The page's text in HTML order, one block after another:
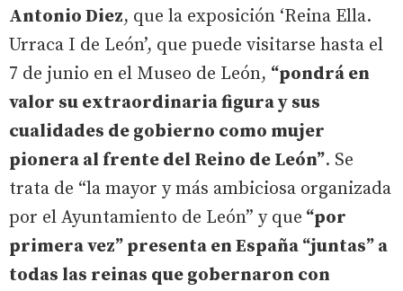
Antonio Diez, que la exposición ‘Reina Ella.
Urraca I de León’, que puede visitarse hasta el
7 de junio en el Museo de León, “pondrá en
valor su extraordinaria figura y sus
cualidades de gobierno como mujer
pionera al frente del Reino de León”. Se
trata de “la mayor y más ambiciosa organizada
por el Ayuntamiento de León” y que “por
primera vez” presenta en España “juntas” a
todas las reinas que gobernaron con